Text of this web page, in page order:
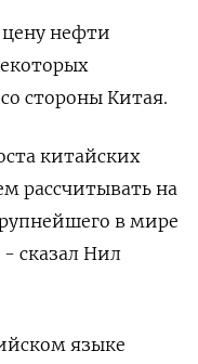
⁠нефти
стороны Китая.
китайских
рассчитывать на
в мире
сказал Нил
языке